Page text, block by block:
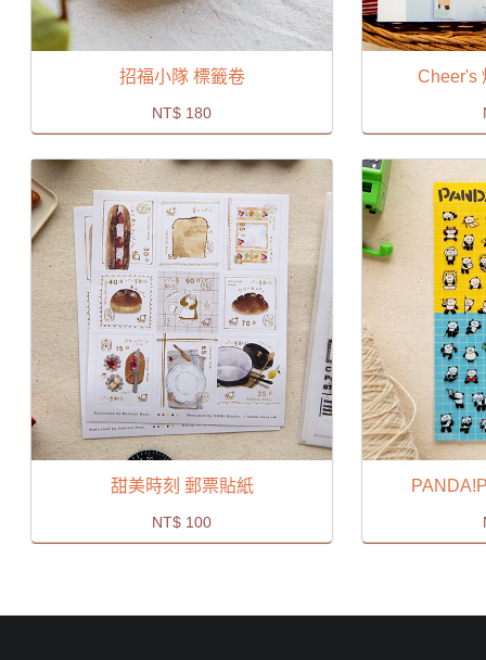
招福小隊 標籤卷
NT$ 180
Cheer's
甜美時刻 郵票貼紙
NT$ 100